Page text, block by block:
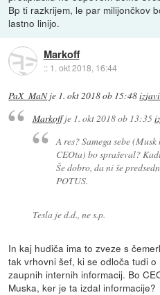
Bp ti razkrijem, le par milijončkov
lastno linijo.
Markoff
:: 1. okt 2018, 16:44
PaX_MaNje 1. okt 2018 ob 15:48
Markoffje 1. okt 2018 ob 13:35
A res? Samega sebe
CEOta) bo spraševal?
Še dobro, da ni še
POTUS.
Tesla je d.d., ne s.p.
In kaj hudiča ima to zveze s
tak vrhovni šef, ki se odloča tudi
zaupnih internih informacij. Bo
Muska, ker je ta izdal informacije?